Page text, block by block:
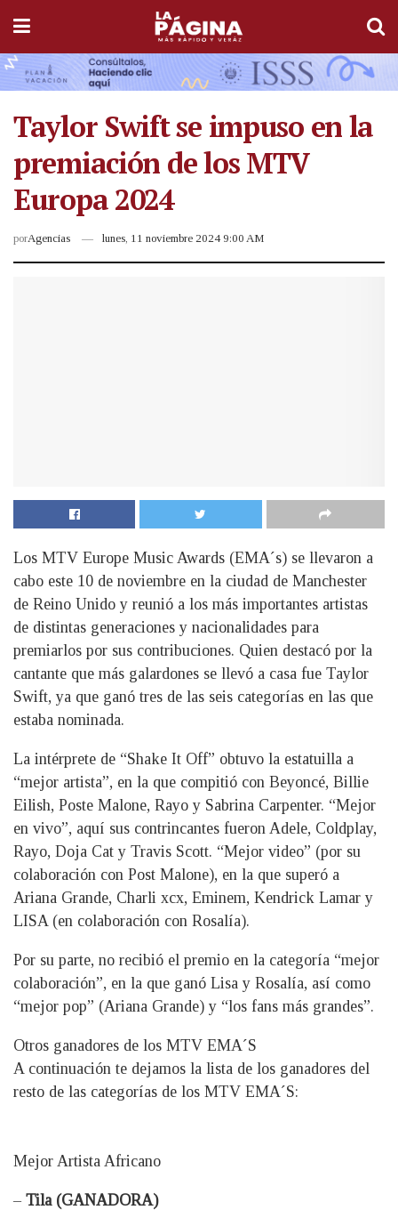
Taylor Swift se impuso en la
premiación de los MTV
Europa 2024
porAgencias lunes, 11 noviembre 2024 9:00 AM
Los MTV Europe Music Awards (EMA´s) se llevaron a
cabo este 10 de noviembre en la ciudad de Manchester
de Reino Unido y reunió a los más importantes artistas
de distintas generaciones y nacionalidades para
premiarlos por sus contribuciones. Quien destacó por la
cantante que más galardones se llevó a casa fue Taylor
Swift, ya que ganó tres de las seis categorías en las que
estaba nominada.
La intérprete de “Shake It Off” obtuvo la estatuilla a
“mejor artista”, en la que compitió con Beyoncé, Billie
Eilish, Poste Malone, Rayo y Sabrina Carpenter. “Mejor
en vivo”, aquí sus contrincantes fueron Adele, Coldplay,
Rayo, Doja Cat y Travis Scott. “Mejor video” (por su
colaboración con Post Malone), en la que superó a
Ariana Grande, Charli xcx, Eminem, Kendrick Lamar y
LISA (en colaboración con Rosalía).
Por su parte, no recibió el premio en la categoría “mejor
colaboración”, en la que ganó Lisa y Rosalía, así como
“mejor pop” (Ariana Grande) y “los fans más grandes”.
Otros ganadores de los MTV EMA´S
A continuación te dejamos la lista de los ganadores del
resto de las categorías de los MTV EMA´S:
Mejor Artista Africano
– Tila (GANADORA)